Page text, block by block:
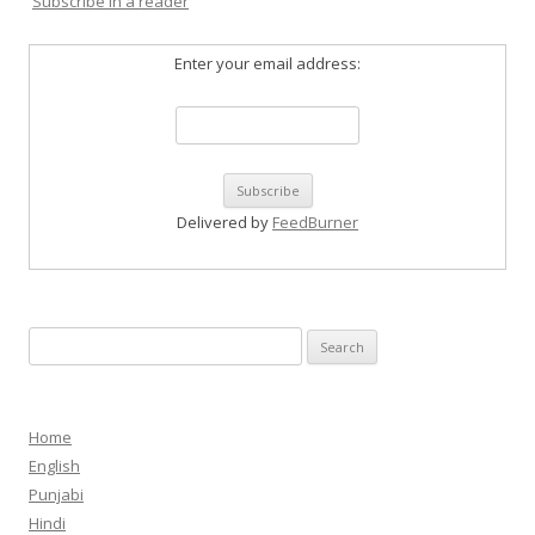
Enter your email address:
Delivered by FeedBurner
for:
Home
English
Punjabi
Hindi